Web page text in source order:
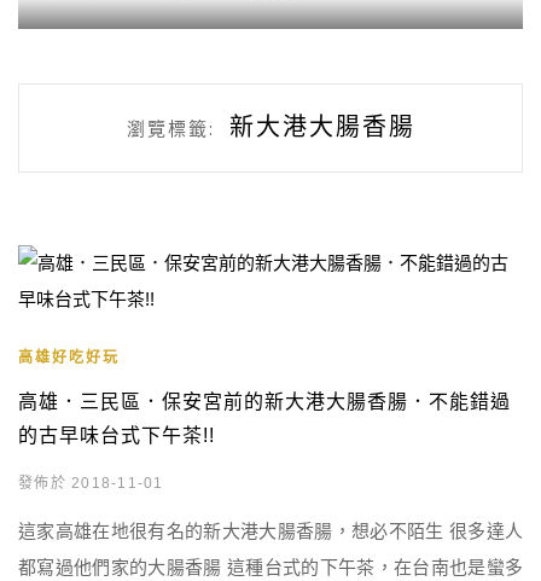
瀏覽標籤: 新大港大腸香腸
高雄好吃好玩
高雄．三民區．保安宮前的新大港大腸香腸．不能錯過
的古早味台式下午茶!!
發佈於 2018-11-01
這家高雄在地很有名的新大港大腸香腸，想必不陌生 很多達人
都寫過他們家的大腸香腸 這種台式的下午茶，在台南也是蠻多